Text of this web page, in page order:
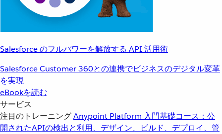
Salesforce のフルパワーを解放する API 活用術
Salesforce Customer 360との連携でビジネスのデジタル変革
を実現
eBookを読む
サービス
注目のトレーニングAnypoint Platform 入門基礎コース：公
開されたAPIの検出と利用、デザイン、ビルド、デプロイ、管